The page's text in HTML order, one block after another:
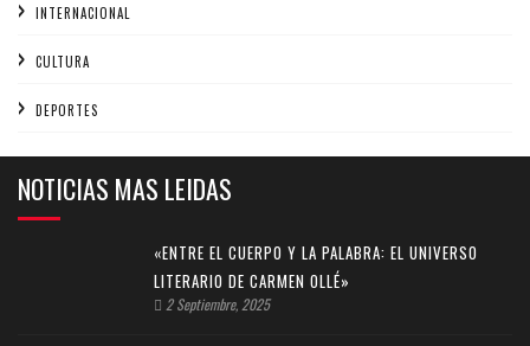
INTERNACIONAL
CULTURA
DEPORTES
NOTICIAS MAS LEIDAS
«ENTRE EL CUERPO Y LA PALABRA: EL UNIVERSO
LITERARIO DE CARMEN OLLÉ»
2 Septiembre, 2025